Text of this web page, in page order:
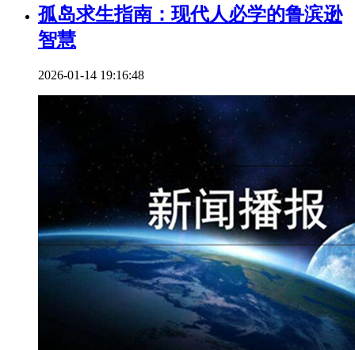
孤岛求生指南：现代人必学的鲁滨逊
智慧
2026-01-14 19:16:48